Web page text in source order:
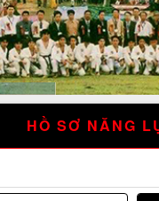
HỒ SƠ NĂNG